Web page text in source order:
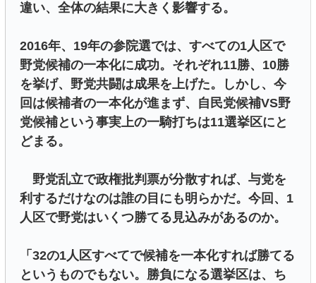
違い、全体の結果に大きく影響する。
2016年、19年の参院選では、すべての1人区で
野党候補の一本化に成功。それぞれ11勝、10勝
を挙げ、野党共闘は成果を上げた。しかし、今
回は候補者の一本化が進まず、自民党候補VS野
党候補という事実上の一騎打ちは11選挙区にと
どまる。
野党乱立で政権批判票が分散すれば、与党を
利するだけなのは誰の目にも明らかだ。今回、1
人区で野党はいくつ勝てる見込みがあるのか。
「32の1人区すべてで候補を一本化すれば勝てる
というものでもない。勝負になる選挙区は、ち